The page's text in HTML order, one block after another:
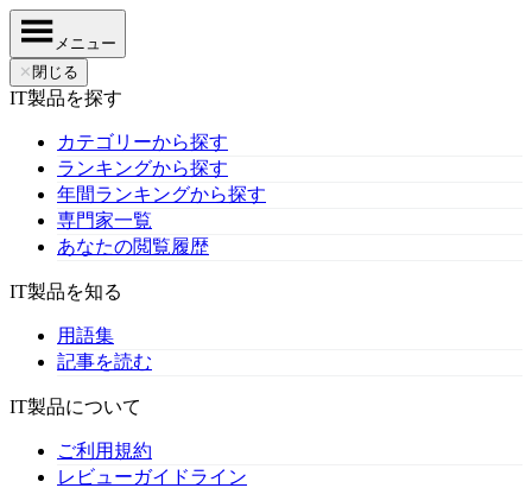
メニュー
✕ 閉じる
IT製品を探す
カテゴリーから探す
ランキングから探す
年間ランキングから探す
専門家一覧
あなたの閲覧履歴
IT製品を知る
用語集
記事を読む
IT製品について
ご利用規約
レビューガイドライン